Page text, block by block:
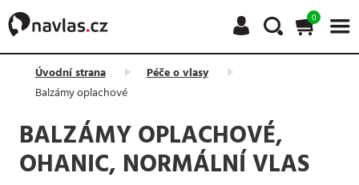
0
Úvodní strana
Péče o vlasy
Balzámy oplachové
BALZÁMY OPLACHOVÉ,
OHANIC, NORMÁLNÍ VLAS